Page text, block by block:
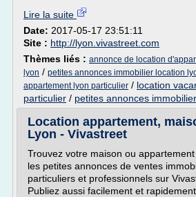
Lire la suite
Date: 2017-05-17 23:51:11
Site : http://lyon.vivastreet.com
Thèmes liés : annonce de location
lyon / petites annonces immobilier location
appartement lyon particulier / location
particulier / petites annonces
Location appartement,
Lyon - Vivastreet
Trouvez votre maison ou
les petites annonces de ventes
particuliers et professionnels sur
Publiez aussi facilement et